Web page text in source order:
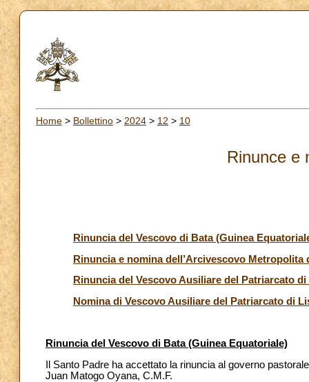
Home > Bollettino > 2024 > 12 > 10
Rinunce e
Rinuncia del Vescovo di Bata (Guinea
Rinuncia e nomina dell’Arcivescovo
Rinuncia del Vescovo Ausiliare del Patriarcato
Nomina di Vescovo Ausiliare del Patriarcato di
Rinuncia del Vescovo di Bata (Guinea Equatoriale)
Il Santo Padre ha accettato la rinuncia al governo
Juan Matogo Oyana, C.M.F.